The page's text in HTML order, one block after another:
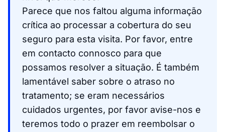
Parece que nos faltou alguma informação
crítica ao processar a cobertura do seu
seguro para esta visita. Por favor, entre
em contacto connosco para que
possamos resolver a situação. É também
lamentável saber sobre o atraso no
tratamento; se eram necessários
cuidados urgentes, por favor avise-nos e
teremos todo o prazer em reembolsar o